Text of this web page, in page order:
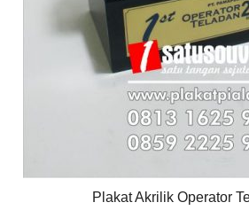
Plakat Akrilik Operator